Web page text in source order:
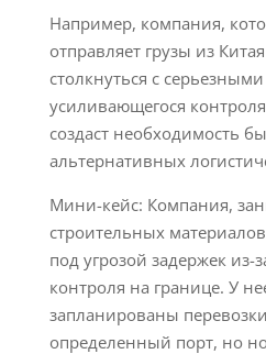
Например, компания,
отправляет грузы из
столкнуться с
усиливающегося
создаст необходимость
альтернативных
Мини-кейс: Компания,
строительных
под угрозой задержек из-
контроля на границе. У
запланированы
определенный порт, но